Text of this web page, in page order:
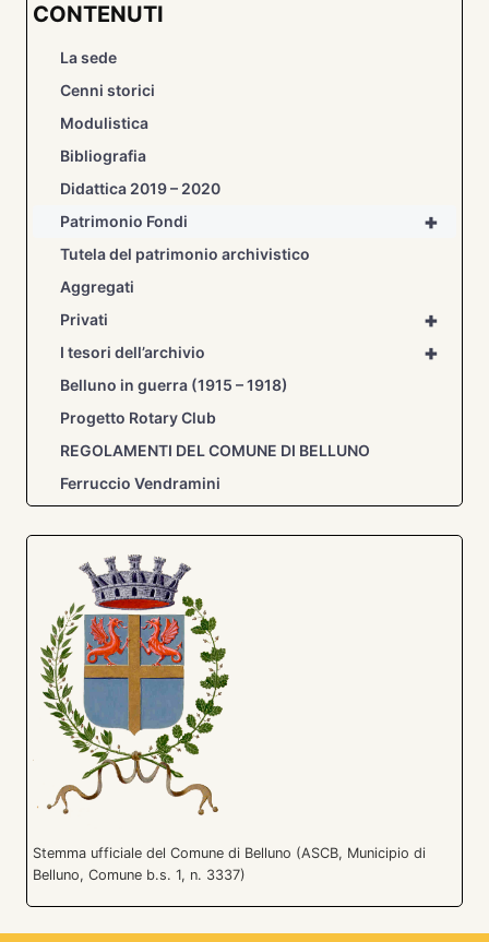
CONTENUTI
La sede
Cenni storici
Modulistica
Bibliografia
Didattica 2019 – 2020
+
Patrimonio Fondi
Tutela del patrimonio archivistico
Aggregati
+
Privati
+
I tesori dell’archivio
Belluno in guerra (1915 – 1918)
Progetto Rotary Club
REGOLAMENTI DEL COMUNE DI BELLUNO
Ferruccio Vendramini
Stemma ufficiale del Comune di Belluno (ASCB, Municipio di
Belluno, Comune b.s. 1, n. 3337)